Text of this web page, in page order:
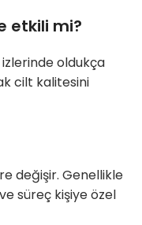
etkili mi?
oldukça
cilt kalitesini
değişir. Genellikle
süreç kişiye özel